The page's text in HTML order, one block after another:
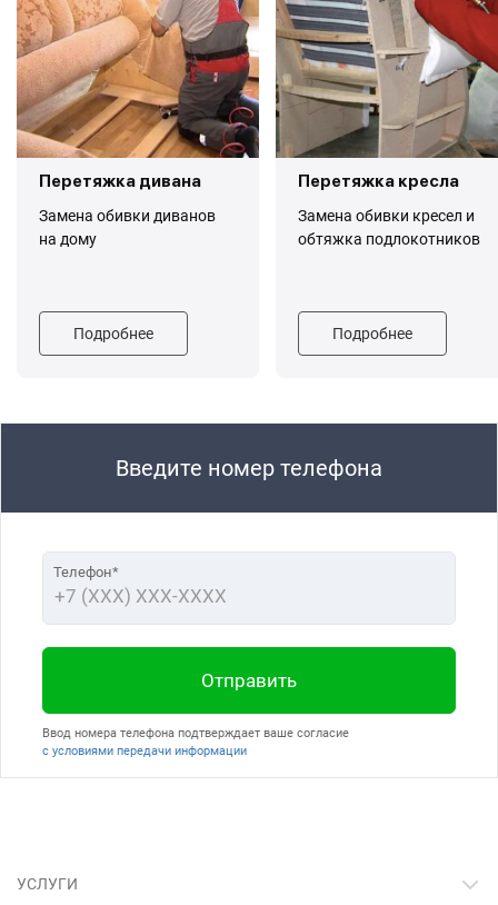
Перетяжка дивана
Замена обивки диванов
на дому
Подробнее
Перетяжка кресла
Замена обивки кресел и
обтяжка подлокотников
Подробнее
Введите номер телефона
Телефон*
Ввод номера телефона подтверждает ваше согласие
с условиями передачи информации
Отправить
УСЛУГИ